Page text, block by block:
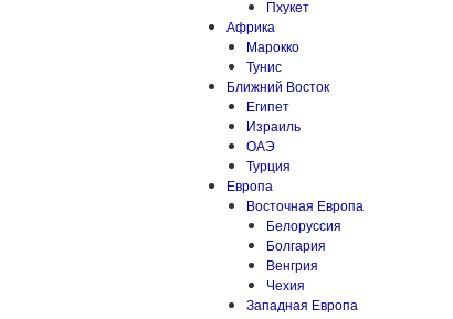
Пхукет
Африка
Марокко
Тунис
Ближний Восток
Египет
Израиль
ОАЭ
Турция
Европа
Восточная Европа
Белоруссия
Болгария
Венгрия
Чехия
Западная Европа